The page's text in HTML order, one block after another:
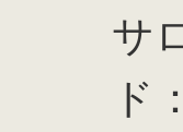
サ
ド